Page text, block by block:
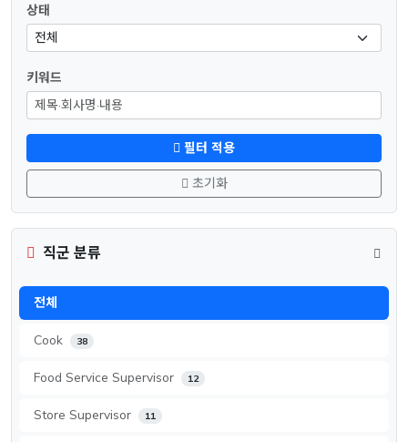
상태
키워드
필터 적용
초기화
직군 분류
전체
Cook 38
Food Service Supervisor 12
Store Supervisor 11